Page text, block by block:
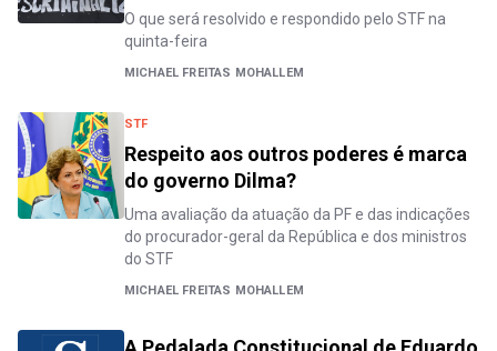
O que será resolvido e respondido pelo STF na
quinta-feira
MICHAEL FREITAS MOHALLEM
STF
Respeito aos outros poderes é marca
do governo Dilma?
Uma avaliação da atuação da PF e das indicações
do procurador-geral da República e dos ministros
do STF
MICHAEL FREITAS MOHALLEM